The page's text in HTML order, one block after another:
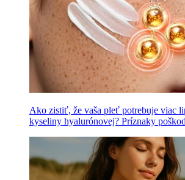
Ako zistiť, že vaša pleť potrebuje viac
kyseliny hyalurónovej? Príznaky